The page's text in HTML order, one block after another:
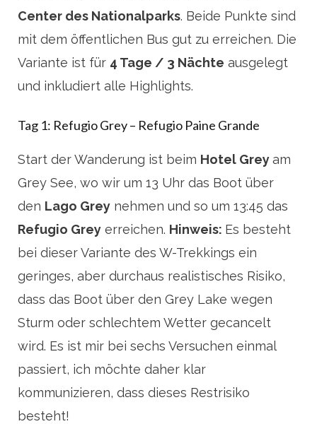
Center des Nationalparks. Beide Punkte sind
mit dem öffentlichen Bus gut zu erreichen. Die
Variante ist für 4 Tage / 3 Nächte ausgelegt
und inkludiert alle Highlights.
Tag 1: Refugio Grey – Refugio Paine Grande
Start der Wanderung ist beim Hotel Greyam
Grey See, wo wir um 13 Uhr das Boot über
den Lago Grey nehmen und so um 13:45 das
Refugio Grey erreichen. Hinweis: Es besteht
bei dieser Variante des W-Trekkings ein
geringes, aber durchaus realistisches Risiko,
dass das Boot über den Grey Lake wegen
Sturm oder schlechtem Wetter gecancelt
wird. Es ist mir bei sechs Versuchen einmal
passiert, ich möchte daher klar
kommunizieren, dass dieses Restrisiko
besteht!